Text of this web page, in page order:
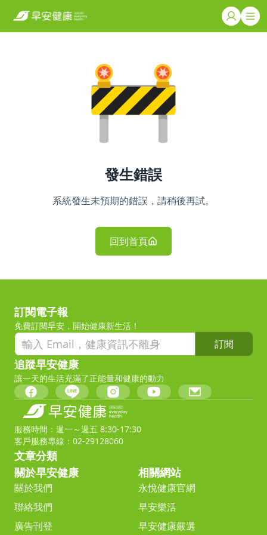
發生錯誤
系統發生未預期的錯誤，請稍後再試。
回到首頁
訂閱電子報
免費訂閱早安，開始健康新生活！
訂閱
追蹤早安健康
讓一天的生活充滿了正能量和健康的動力
服務時間：週一～週五 8:30-17:30
客戶服務專線：02-29128060
文章分類
關於早安健康
關於我們
聯絡我們
廣告刊登
相關網站
永悅健康官網
早安樂活
早安健康嚴選